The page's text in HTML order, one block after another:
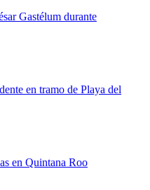
Gastélum durante
en tramo de Playa del
en Quintana Roo